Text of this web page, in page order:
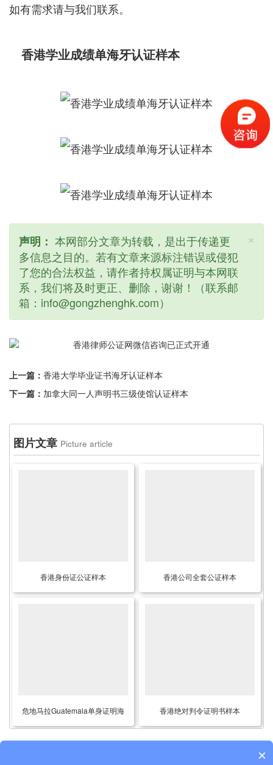
如有需求请与我们联系。
香港学业成绩单海牙认证样本
×
声明： 本网部分文章为转载，是出于传递更
多信息之目的。若有文章来源标注错误或侵犯
了您的合法权益，请作者持权属证明与本网联
系，我们将及时更正、删除，谢谢！（联系邮
箱：info@gongzhenghk.com）
上一篇： 香港大学毕业证书海牙认证样本
下一篇： 加拿大同一人声明书三级使馆认证样本
图片文章 Picture article
香港身份证公证样本 香港公司全套公证样本
危地马拉Guatemala单身证明海
牙认证样本
香港绝对判令证明书样本
×